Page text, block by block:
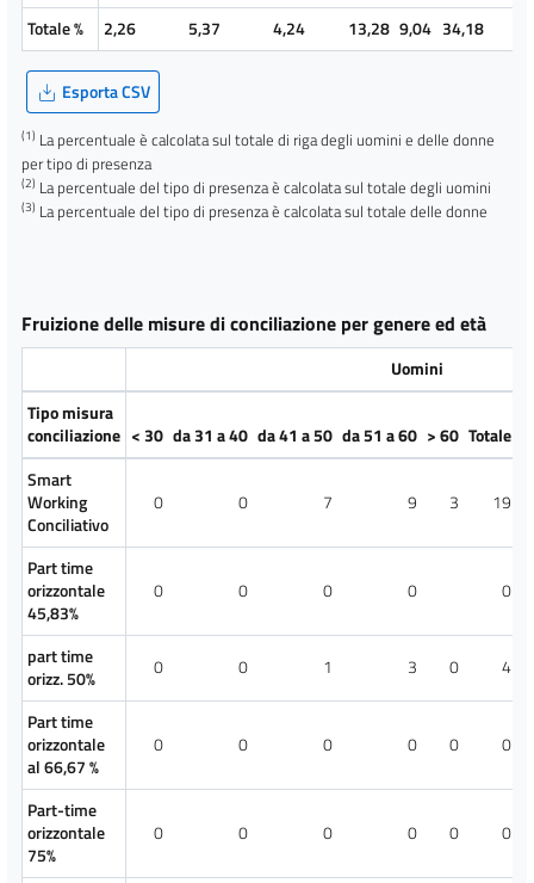
Totale %
2,26 5,37 4,24 13,28 9,04 34,18
Esporta CSV
(1) La percentuale è calcolata sul totale di riga degli uomini e delle donne
per tipo di presenza
(2) La percentuale del tipo di presenza è calcolata sul totale degli uomini
(3) La percentuale del tipo di presenza è calcolata sul totale delle donne
Fruizione delle misure di conciliazione per genere ed età
Uomini
Tipo misura
conciliazione < 30 da 31 a 40 da 41 a 50 da 51 a 60 > 60 Totale
Smart
Working
Conciliativo
0 0 7 9 3 19
Part time
orizzontale
45,83%
0 0 0 0 0
part time
orizz. 50%
0 0 1 3 0 4
Part time
orizzontale
al 66,67 %
0 0 0 0 0 0
Part-time
orizzontale
75%
0 0 0 0 0 0